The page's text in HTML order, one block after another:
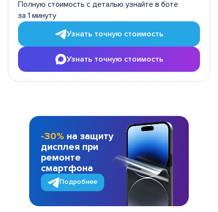
Полную стоимость с деталью узнайте в боте
за 1 минуту
Узнать точную стоимость
Узнать точную стоимость
-30% на защиту
дисплея при
ремонте
смартфона
Подробнее